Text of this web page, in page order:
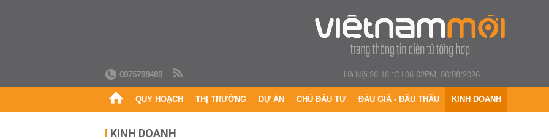
0975798489 Hà Nội 26.16 °C|06:02PM, 06/08/2026
QUY HOẠCH THỊ TRƯỜNG DỰ ÁN CHỦ ĐẦU TƯ ĐẤU GIÁ - ĐẤU THẦU KINH DOANH
KINH DOANH